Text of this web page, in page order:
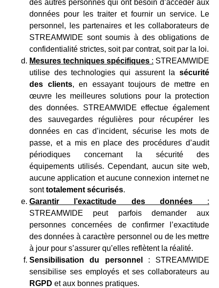
des autres personnes qui ont besoin d’accéder aux
données pour les traiter et fournir un service. Le
personnel, les partenaires et les collaborateurs de
STREAMWIDE sont soumis à des obligations de
confidentialité strictes, soit par contrat, soit par la loi.
Mesures techniques spécifiques : STREAMWIDE
utilise des technologies qui assurent la sécurité
des clients, en essayant toujours de mettre en
œuvre les meilleures solutions pour la protection
des données. STREAMWIDE effectue également
des sauvegardes régulières pour récupérer les
données en cas d’incident, sécurise les mots de
passe, et a mis en place des procédures d’audit
périodiques concernant la sécurité des
équipements utilisés. Cependant, aucun site web,
aucune application et aucune connexion internet ne
sonttotalement sécurisés.
Garantir l’exactitude des données:
STREAMWIDE peut parfois demander aux
personnes concernées de confirmer l’exactitude
des données à caractère personnel ou de les mettre
à jour pour s’assurer qu’elles reflètent la réalité.
Sensibilisation du personnel
: STREAMWIDE
sensibilise ses employés et ses collaborateurs au
RGPD et aux bonnes pratiques.